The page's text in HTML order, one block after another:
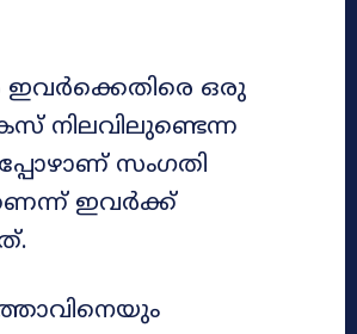
ഒരു
നിലവിലുണ്ടെന്ന
സംഗതി
ഇവർക്ക്